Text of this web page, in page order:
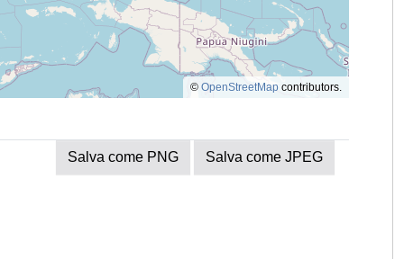
© OpenStreetMap contributors.
Salva come PNG Salva come JPEG